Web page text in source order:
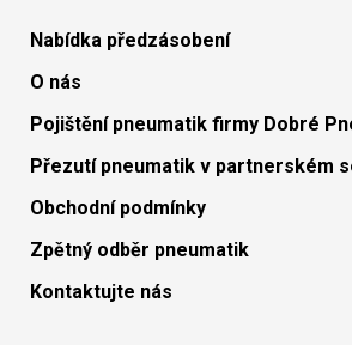
Nabídka předzásobení
O nás
Pojištění pneumatik firmy Dobré
Přezutí pneumatik v partnerském
Obchodní podmínky
Zpětný odběr pneumatik
Kontaktujte nás